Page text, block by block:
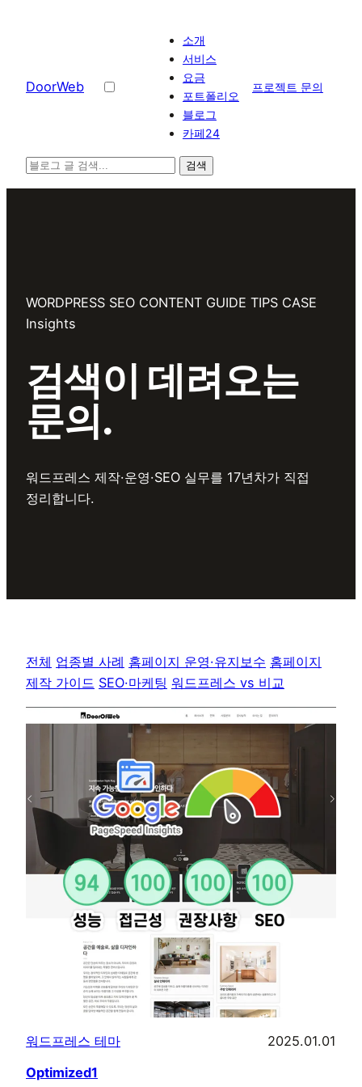
DoorWeb
소개
서비스
요금
포트폴리오
블로그
카페24
프로젝트 문의
검색
WORDPRESS SEO CONTENT GUIDE TIPS CASE
Insights
검색이 데려오는
문의.
워드프레스 제작·운영·SEO 실무를 17년차가 직접
정리합니다.
전체 업종별 사례 홈페이지 운영·유지보수 홈페이지
제작 가이드 SEO·마케팅 워드프레스 vs 비교
워드프레스 테마
2025.01.01
Optimized1